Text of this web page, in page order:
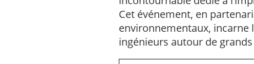
Cet événement, en
environnementaux, incarne
ingénieurs autour de